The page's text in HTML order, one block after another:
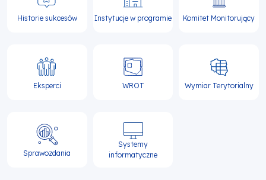
Historie sukcesów Instytucje w programie Komitet Monitorujący
Eksperci WROT Wymiar Terytorialny
Sprawozdania
Systemy
informatyczne